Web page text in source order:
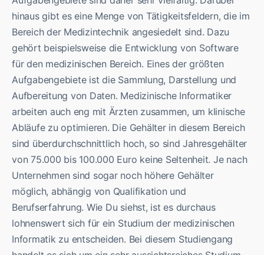
hinaus gibt es eine Menge von Tätigkeitsfeldern, die im
Bereich der Medizintechnik angesiedelt sind. Dazu
gehört beispielsweise die Entwicklung von Software
für den medizinischen Bereich. Eines der größten
Aufgabengebiete ist die Sammlung, Darstellung und
Aufbereitung von Daten. Medizinische Informatiker
arbeiten auch eng mit Ärzten zusammen, um klinische
Abläufe zu optimieren. Die Gehälter in diesem Bereich
sind überdurchschnittlich hoch, so sind Jahresgehälter
von 75.000 bis 100.000 Euro keine Seltenheit. Je nach
Unternehmen sind sogar noch höhere Gehälter
möglich, abhängig von Qualifikation und
Berufserfahrung. Wie Du siehst, ist es durchaus
lohnenswert sich für ein Studium der medizinischen
Informatik zu entscheiden. Bei diesem Studiengang